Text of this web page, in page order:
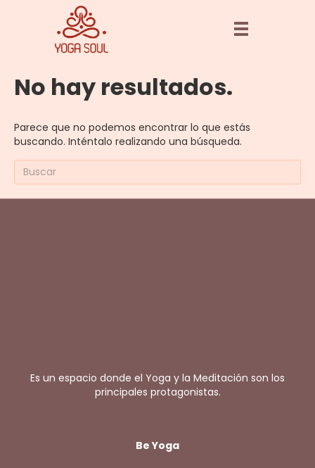
No hay resultados.
Parece que no podemos encontrar lo que estás
buscando. Inténtalo realizando una búsqueda.
Es un espacio donde el Yoga y la Meditación son los
principales protagonistas.
Be Yoga